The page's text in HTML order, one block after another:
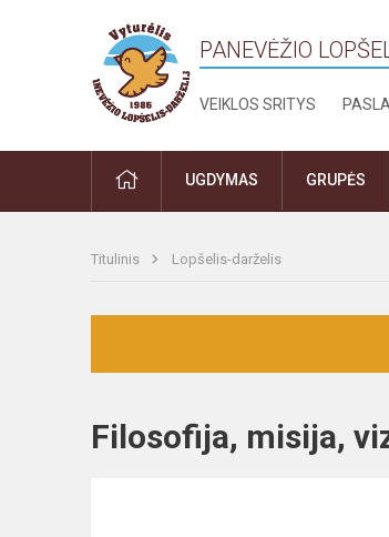
PANEVĖŽIO
VEIKLOS SRITYS
PRADŽIAUGDYMAS GRUPĖS
Titulinis Lopšelis-darželis
Filosofija, misija,